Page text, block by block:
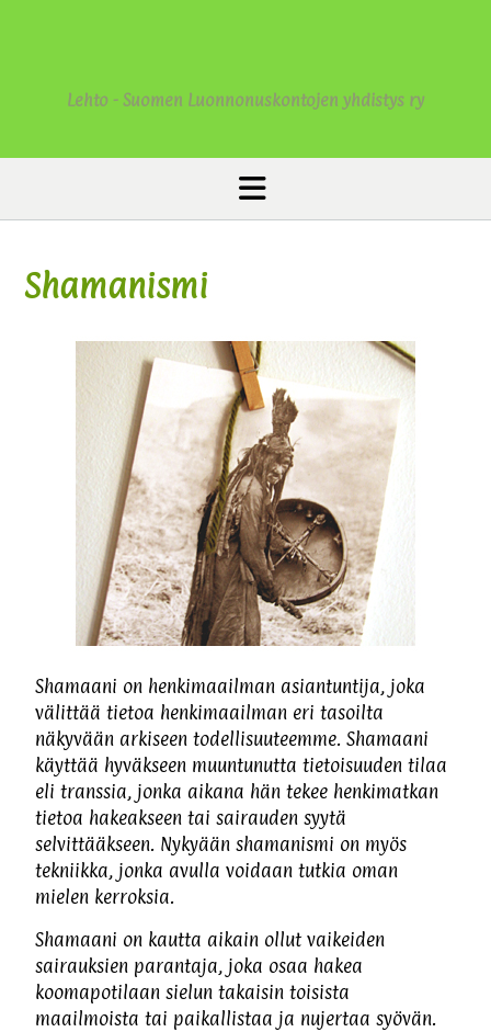
Lehto - Suomen Luonnonuskontojen yhdistys ry
Shamanismi
Shamaani on henkimaailman asiantuntija, joka
välittää tietoa henkimaailman eri tasoilta
näkyvään arkiseen todellisuuteemme. Shamaani
käyttää hyväkseen muuntunutta tietoisuuden tilaa
eli transsia, jonka aikana hän tekee henkimatkan
tietoa hakeakseen tai sairauden syytä
selvittääkseen. Nykyään shamanismi on myös
tekniikka, jonka avulla voidaan tutkia oman
mielen kerroksia.
Shamaani on kautta aikain ollut vaikeiden
sairauksien parantaja, joka osaa hakea
koomapotilaan sielun takaisin toisista
maailmoista tai paikallistaa ja nujertaa syövän.